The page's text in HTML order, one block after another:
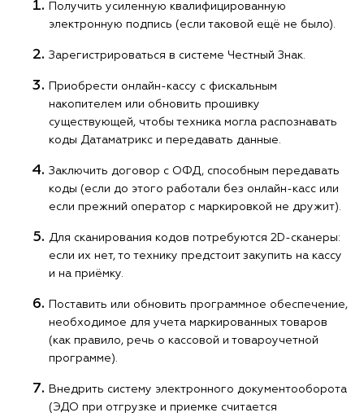
Получить усиленную квалифицированную
электронную подпись (если таковой ещё не было).
Зарегистрироваться в системе Честный Знак.
Приобрести онлайн-кассу с фискальным
накопителем или обновить прошивку
существующей, чтобы техника могла распознавать
коды Датаматрикс и передавать данные.
Заключить договор с ОФД, способным передавать
коды (если до этого работали без онлайн-касс или
если прежний оператор с маркировкой не дружит).
Для сканирования кодов потребуются 2D-сканеры:
если их нет, то технику предстоит закупить на кассу
и на приёмку.
Поставить или обновить программное обеспечение,
необходимое для учета маркированных товаров
(как правило, речь о кассовой и товароучетной
программе).
Внедрить систему электронного документооборота
(ЭДО при отгрузке и приемке считается